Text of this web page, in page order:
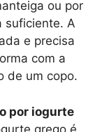
ou por
suficiente. A
e precisa
com a
de um copo.
por iogurte
grego é